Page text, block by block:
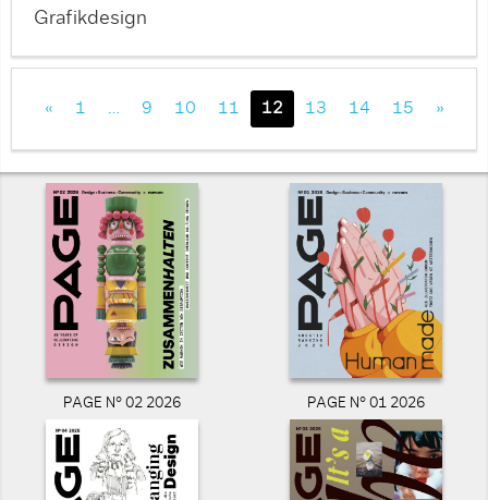
Grafikdesign
« 1 … 9 10 11 12 13 14 15 »
PAGE N° 02 2026 PAGE N° 01 2026